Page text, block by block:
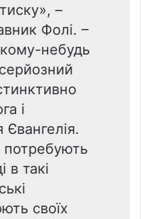
–
Фолі. –
небудь
і
Євангелія.
потребують
в такі
своїх